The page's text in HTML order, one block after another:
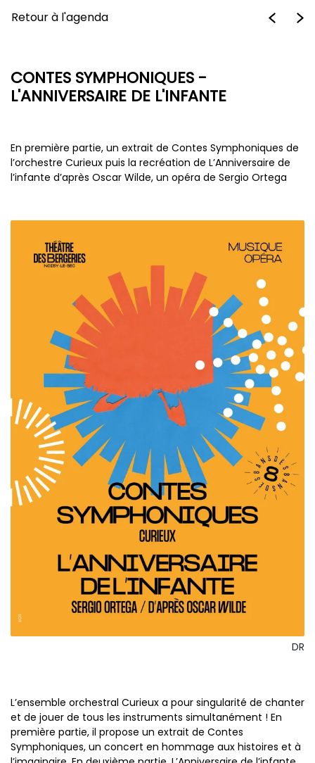
Retour à l'agenda
CONTES SYMPHONIQUES -
L'ANNIVERSAIRE DE L'INFANTE
En première partie, un extrait de Contes Symphoniques de
l’orchestre Curieux puis la recréation de L’Anniversaire de
l’infante d’après Oscar Wilde, un opéra de Sergio Ortega
DR
L’ensemble orchestral Curieux a pour singularité de chanter
et de jouer de tous les instruments simultanément ! En
première partie, il propose un extrait de Contes
Symphoniques, un concert en hommage aux histoires et à